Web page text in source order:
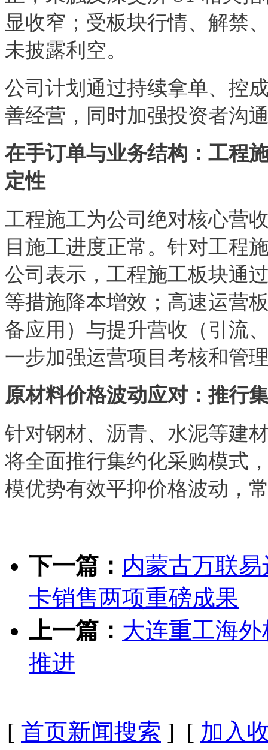
显收窄；受板块行情、解禁
未披露利空。
公司计划通过持续拿单、控
善经营，同时加强投资者沟
在手订单与业务结构：工程
定性
工程施工为公司绝对核心营
目施工进度正常。针对工程
公司表示，工程施工板块通
等措施降本增效；高速运营
备应用）与提升营收（引流
一步加强运营项目考核和管
原材料价格波动应对：推行
针对钢材、沥青、水泥等建
将全面推行集约化采购模式
模优势有效平抑价格波动，
下一篇： 内蒙古万联
卡销售两项重磅成果
上一篇： 大连重工海
推进
[ 首页新闻搜索 ] [ 加入